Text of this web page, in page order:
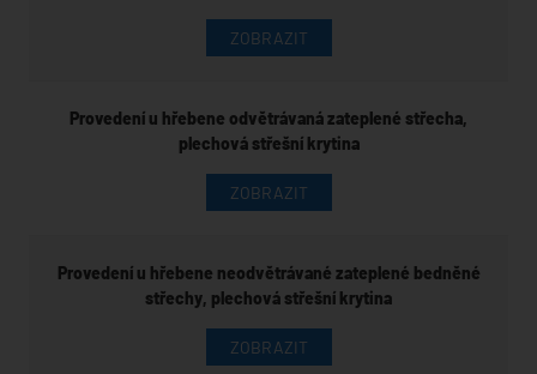
ZOBRAZIT
Provedení u hřebene odvětrávaná zateplené střecha,
plechová střešní krytina
ZOBRAZIT
Provedení u hřebene neodvětrávané zateplené bedněné
střechy, plechová střešní krytina
ZOBRAZIT